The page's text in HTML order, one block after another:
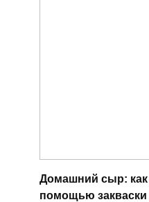
Домашний сыр: как
помощью